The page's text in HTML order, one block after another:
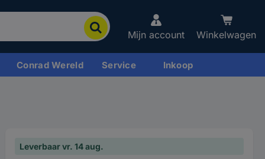
Mijn account Winkelwagen
Conrad Wereld Service Inkoop
Leverbaar vr. 14 aug.